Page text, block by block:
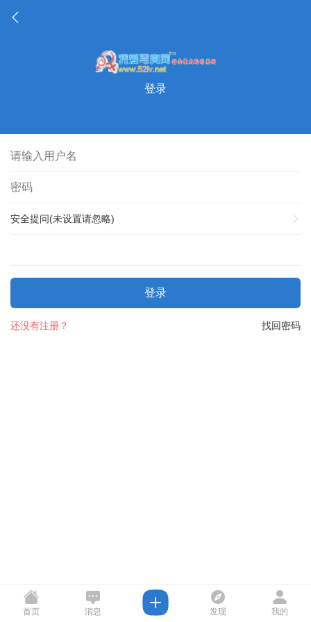
登录
安全提问(未设置请忽略)
登录
找回密码
还没有注册？
首页 消息 发现 我的